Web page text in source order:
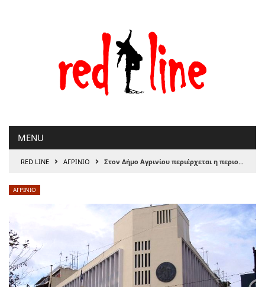
MENU
RED LINE › ΑΓΡΙΝΙΟ › Στον Δήμο Αγρινίου περιέρχεται η περιουσία του Ιδρύματος Παπαστράτου
ΑΓΡΙΝΙΟ